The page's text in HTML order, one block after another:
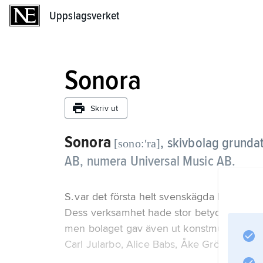
Uppslagsverket
Sonora
Skriv ut
Sonora [sono:ʹra], skivbolag
AB, numera Universal Music AB.
S. var det första helt svenskägda bolaget
Dess verksamhet hade stor betydelse för
men bolaget gav även ut konstmusik i
Carl Jularbo, Alice Babs, Åke Grönberg